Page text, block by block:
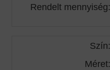
Rendelt mennyiség:
Szín:
Méret: